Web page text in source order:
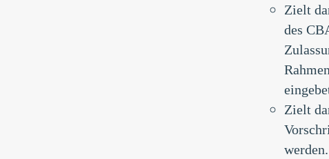
Zielt
des
Zielt
werden.